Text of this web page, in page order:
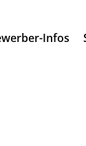
Infos